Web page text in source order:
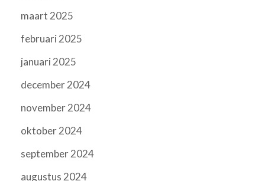
maart 2025
februari 2025
januari 2025
december 2024
november 2024
oktober 2024
september 2024
augustus 2024